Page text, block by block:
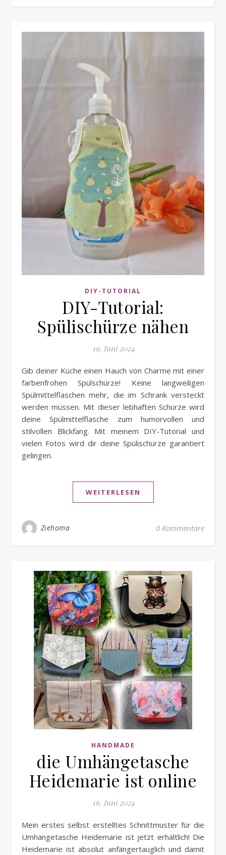
DIY-TUTORIAL
DIY-Tutorial:
Spülischürze nähen
19. Juni 2024
Gib deiner Küche einen Hauch von Charme mit einer
farbenfrohen Spülschürze! Keine langweiligen
Spülmittelflaschen mehr, die im Schrank versteckt
werden müssen. Mit dieser lebhaften Schürze wird
deine Spülmittelflasche zum humorvollen und
stilvollen Blickfang. Mit meinem DIY-Tutorial und
vielen Fotos wird dir deine Spülischürze garantiert
gelingen.
WEITERLESEN
Ziehoma 0 Kommentare
HANDMADE
die Umhängetasche
Heidemarie ist online
16. Juni 2024
Mein erstes selbst erstelltes Schnittmuster für die
Umhängetasche Heidemarie ist jetzt erhältlich! Die
Heidemarie ist absolut anfängertauglich und damit